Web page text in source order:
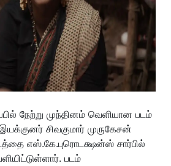
நேற்று முந்தினம் வெளியான படம்
சிவகுமார் முருகேசன்
எஸ்.கே.புரொடக்ஷன்ஸ் சார்பில்
படம்